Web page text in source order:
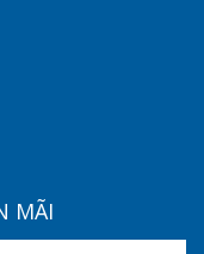
MÃI